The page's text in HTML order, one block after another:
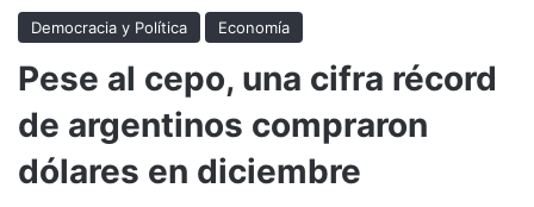
Democracia y Política Economía
Pese al cepo, una cifra récord
de argentinos compraron
dólares en diciembre